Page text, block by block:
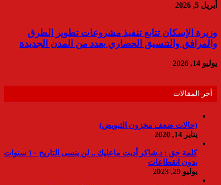
أبريل 5, 2026
وزيرة الإسكان تتابع تنفيذ مشروعات تطوير الطرق
والمرافق والتنسيق الحضاري بعدد من المدن الجديدة
يوليو 14, 2026
أخر المقالات
(حالات ضعف مخزون التبويض)
يناير 14, 2020
كلمة حق : د.شاكر أديت ماعليك .. لن ينسى التاريخ ١٠ سنوات
بدون انقطاعات
يوليو 29, 2023